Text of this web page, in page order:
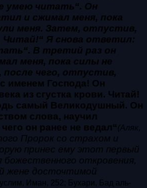
умею читать“. Он
и сжимал меня, пока
меня. Затем, отпустив,
Читай!“ Я снова ответил:
В третий раз он
меня, пока силы не
после чего, отпустив,
с именем Господа! Он
из сгустка крови. Читай!
самый Великодушный. Он
слова, научил
он ранее не ведал“(Аляк,
Пророк со страхом и
принес ему этот первый
божественного откровения,
жене досточтимой
Иман, 252; Бухари, Бад аль-